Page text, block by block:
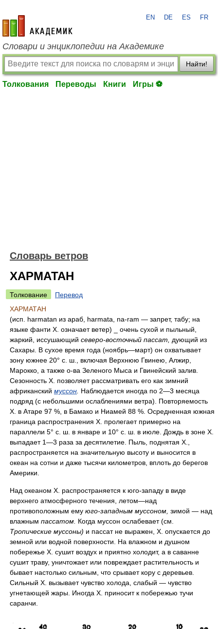
academic.ru
EN DE ES FR
Словари и энциклопедии на Академике
Найти!
Толкования Переводы Книги Игры ⚽
Словарь ветров
ХАРМАТАН
Толкование
Перевод
ХАРМАТАН
(исп. harmatan из араб, harmata, na-ram — запрет, табу; на
языке фанти X. означает ветер) _ очень сухой и пыльный,
жаркий, иссушающий северо-восточный пассат, дующий из
Сахары. В сухое время года (ноябрь—март) он охватывает
зону южнее 20° с. ш., включая Верхнюю Гвинею, Алжир,
Марокко, а также о-ва Зеленого Мыса и Гвинейский залив.
Сезонность X. позволяет рассматривать его как зимний
африканский муссон Наблюдается иногда по 2—3 месяца
подряд (с небольшими ослаблениями ветра). Повторяемость
X. в Атаре 97 %, в Бамако и Ниамей 88 %. Осредненная южная
граница распространения X. пролегает примерно на
параллели 5° с. ш. в январе и 10° с. ш. в июле. Дождь в зоне X.
выпадает 1—3 раза за десятилетие. Пыль, поднятая X.,
распространяется на значительную высоту и выносится в
океан на сотни и даже тысячи километров, вплоть до берегов
Америки.
Над океаном X. распространяется к юго-западу в виде
верхнего атмосферного течения, летом—над
противоположным ему юго-западным муссоном, зимой — над
влажным пассатом. Когда муссон ослабевает (см.
Тропические муссоны) и пассат не выражен, X. опускается до
земной или водной поверхности. На влажном и душном
побережье X. сушит воздух и приятно холодит, а в саванне
сушит траву, уничтожает или повреждает растительность и
бывает настолько сильным, что срывает кору с деревьев.
Сильный X. вызывает чувство холода, слабый — чувство
угнетающей жары. Иногда X. приносит к побережью тучи
саранчи.